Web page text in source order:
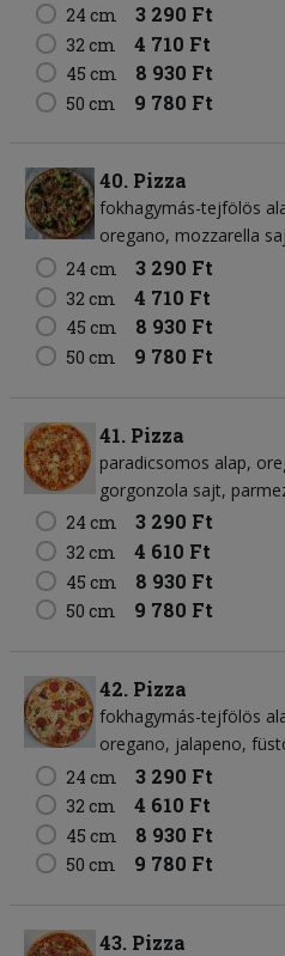
24 cm
3 290 Ft
32 cm 4 710 Ft
45 cm 8 930 Ft
50 cm 9 780 Ft
40. Pizza
fokhagymás-tejfölös
oregano mozzarella
24 cm
3 290 Ft
32 cm 4 710 Ft
45 cm 8 930 Ft
50 cm 9 780 Ft
41. Pizza
paradicsomos alap
gorgonzola sajt
24 cm
3 290 Ft
32 cm 4 610 Ft
45 cm 8 930 Ft
50 cm 9 780 Ft
42. Pizza
fokhagymás-tejfölös
oregano jalapeno
24 cm
3 290 Ft
32 cm 4 610 Ft
45 cm 8 930 Ft
50 cm 9 780 Ft
43. Pizza